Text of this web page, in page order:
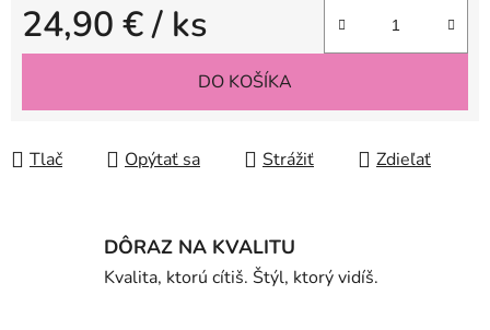
24,90 €/ ks
Jednotková cena:
DO KOŠÍKA
Tlač Opýtať sa Strážiť Zdieľať
DÔRAZ NA KVALITU
Kvalita, ktorú cítiš. Štýl, ktorý vidíš.